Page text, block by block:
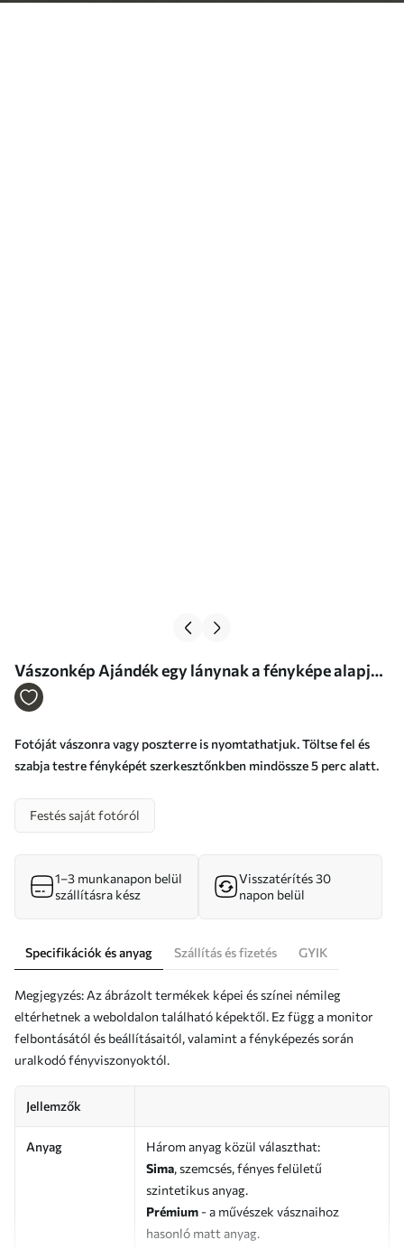
Vászonkép Ajándék egy lánynak a fényképe alapján
Nr s47205
Fotóját vászonra vagy poszterre is nyomtathatjuk. Töltse fel és
szabja testre fényképét szerkesztőnkben mindössze 5 perc alatt.
Festés saját fotóról
1–3 munkanapon belül
szállításra kész
Visszatérítés 30
napon belül
Specifikációk és anyag Szállítás és fizetés GYIK
Megjegyzés: Az ábrázolt termékek képei és színei némileg
eltérhetnek a weboldalon található képektől. Ez függ a monitor
felbontásától és beállításaitól, valamint a fényképezés során
uralkodó fényviszonyoktól.
Jellemzők
Anyag
Három anyag közül választhat:
Sima, szemcsés, fényes felületű
szintetikus anyag.
Prémium - a művészek vásznaihoz
hasonló matt anyag.